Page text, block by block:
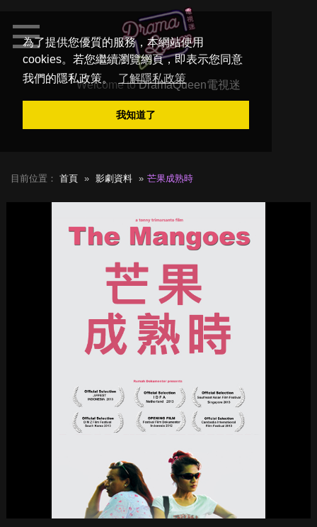
為了提供您優質的服務，本網站使用
cookies。若您繼續瀏覽網頁，即表示您同意
我們的隱私政策。
了解隱私政策
我知道了
Welcome toDramaQueen電視迷
目前位置： 首頁 影劇資料 芒果成熟時